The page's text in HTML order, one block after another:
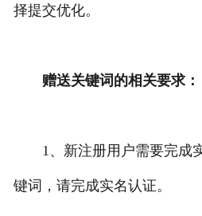
择提交优化。
赠送关键词的相关要求：
1、新注册用户需要完成
键词，请完成实名认证。